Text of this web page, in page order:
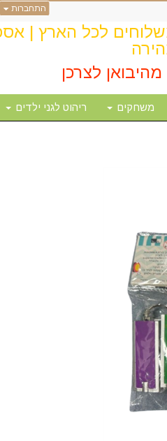
התחברות
לכל הארץ |
לצרכן
משחקים ריהוט לגני ילדים